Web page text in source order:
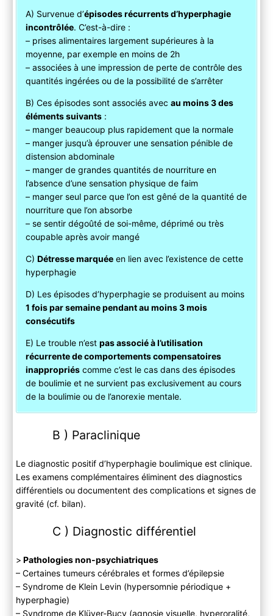
A) Survenue d’épisodes récurrents d’hyperphagie
incontrôlée. C’est-à-dire :
– prises alimentaires largement supérieures à la
moyenne, par exemple en moins de 2h
– associées à une impression de perte de contrôle des
quantités ingérées ou de la possibilité de s’arrêter
B) Ces épisodes sont associés avec au moins 3 des
éléments suivants:
– manger beaucoup plus rapidement que la normale
– manger jusqu’à éprouver une sensation pénible de
distension abdominale
– manger de grandes quantités de nourriture en
l’absence d’une sensation physique de faim
– manger seul parce que l’on est gêné de la quantité de
nourriture que l’on absorbe
– se sentir dégoûté de soi-même, déprimé ou très
coupable après avoir mangé
C) Détresse marquéeen lien avec l’existence de cette
hyperphagie
D) Les épisodes d’hyperphagie se produisent au moins
1 fois par semaine pendant au moins 3 mois
consécutifs
E) Le trouble n’est pas associé à l’utilisation
récurrente de comportements compensatoires
inappropriéscomme c’est le cas dans des épisodes
de boulimie et ne survient pas exclusivement au cours
de la boulimie ou de l’anorexie mentale.
B ) Paraclinique
Le diagnostic positif d’hyperphagie boulimique est clinique.
Les examens complémentaires éliminent des diagnostics
différentiels ou documentent des complications et signes de
gravité (cf. bilan).
C ) Diagnostic différentiel
> Pathologies non-psychiatriques
– Certaines tumeurs cérébrales et formes d’épilepsie
– Syndrome de Klein Levin (hypersomnie périodique +
hyperphagie)
– Syndrome de Klüver-Bucy (agnosie visuelle, hyperoralité,